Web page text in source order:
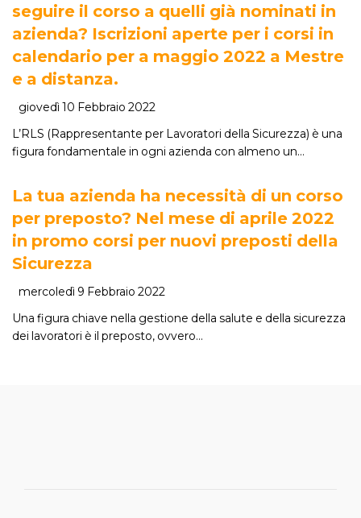
seguire il corso a quelli già nominati in
azienda? Iscrizioni aperte per i corsi in
calendario per a maggio 2022 a Mestre
e a distanza.
giovedì 10 Febbraio 2022
L’RLS (Rappresentante per Lavoratori della Sicurezza) è una
figura fondamentale in ogni azienda con almeno un…
La tua azienda ha necessità di un corso
per preposto? Nel mese di aprile 2022
in promo corsi per nuovi preposti della
Sicurezza
mercoledì 9 Febbraio 2022
Una figura chiave nella gestione della salute e della sicurezza
dei lavoratori è il preposto, ovvero…